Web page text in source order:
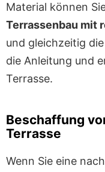
Material können
Terrassenbau mit
und gleichzeitig
die Anleitung und
Terrasse.
Beschaffung
Terrasse
Wenn Sie eine